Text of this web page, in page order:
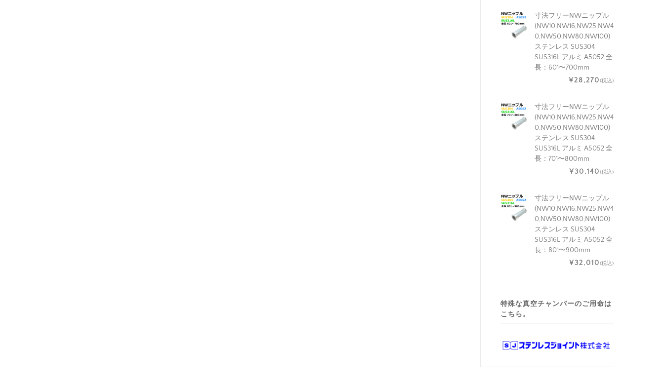
寸法フリーNWニップル
(NW10,NW16,NW25,NW4
0,NW50,NW80,NW100)
ステンレス SUS304
SUS316L アルミ A5052 全
長：601〜700mm
¥28,270(税込)
寸法フリーNWニップル
(NW10,NW16,NW25,NW4
0,NW50,NW80,NW100)
ステンレス SUS304
SUS316L アルミ A5052 全
長：701〜800mm
¥30,140(税込)
寸法フリーNWニップル
(NW10,NW16,NW25,NW4
0,NW50,NW80,NW100)
ステンレス SUS304
SUS316L アルミ A5052 全
長：801〜900mm
¥32,010(税込)
特殊な真空チャンバーのご用命は
こちら。